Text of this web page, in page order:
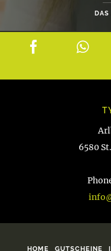
6580
HOME GUTSCHEINE